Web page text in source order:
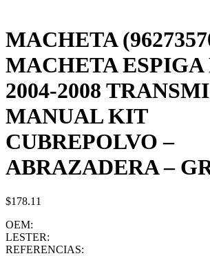
MACHETA
MACHETA
2004-2008
MANUAL KIT
CUBREPOLVO –
ABRAZADERA –
$178.11
OEM:
LESTER:
REFERENCIAS: